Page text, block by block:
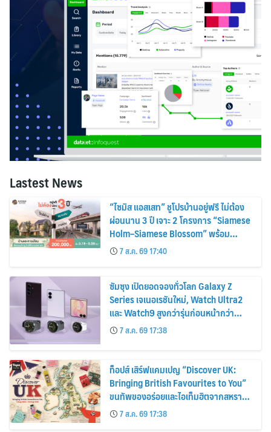
Lastest News
“ไซมิส แอสเสท” ชูโปรบ้านอยู่ฟรี ไม่ต้อง
ผ่อนนาน 3 ปี เจาะ 2 โครงการ “Siamese
Holm–Siamese Blossom” พร้อม
ส่วนลดและสิทธิพิเศษถึง 31 สิงหาคม
2569
7 ส.ค. 69 17:40
ซัมซุง เปิดยอดจองทั่วโลก Galaxy Z
Series เจเนอเรชันใหม่, Watch Ultra2
และ Watch9 สูงกว่ารุ่นก่อนหน้ากว่า
30%7 ส.ค. 69 17:38
ท็อปส์ เสิร์ฟแคมเปญ “Discover UK:
Bringing British Favourites to You”
ขนทัพของอร่อยและไอเท็มฮิตจากสหราช
อาณาจักร ส่งตรงถึงมือตั้งแต่วันนี้ – 18
สิงหาคมนี้
7 ส.ค. 69 17:38